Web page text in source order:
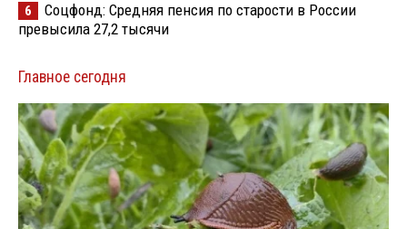
6
Соцфонд: Средняя пенсия по старости в России
превысила 27,2 тысячи
Главное сегодня